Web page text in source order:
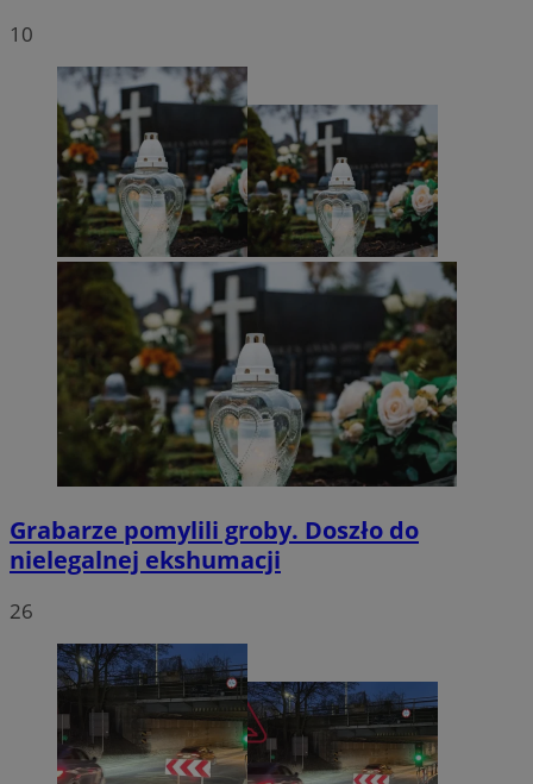
10
Grabarze pomylili groby. Doszło do
nielegalnej ekshumacji
26